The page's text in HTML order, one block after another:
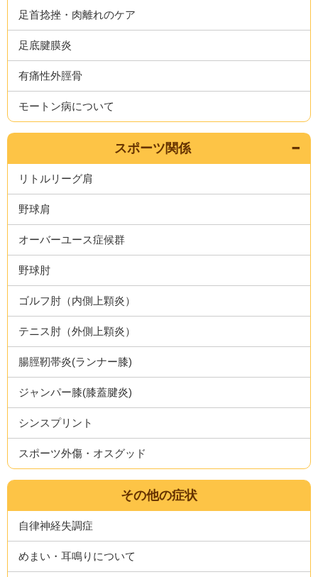
足首捻挫・肉離れのケア
足底腱膜炎
有痛性外脛骨
モートン病について
スポーツ関係
リトルリーグ肩
野球肩
オーバーユース症候群
野球肘
ゴルフ肘（内側上顆炎）
テニス肘（外側上顆炎）
腸脛靭帯炎(ランナー膝)
ジャンパー膝(膝蓋腱炎)
シンスプリント
スポーツ外傷・オスグッド
その他の症状
自律神経失調症
めまい・耳鳴りについて